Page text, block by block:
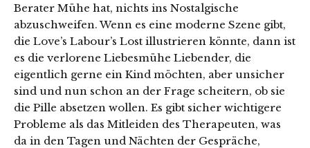
Berater Mühe hat, nichts ins Nostalgische
abzuschweifen. Wenn es eine moderne Szene gibt,
die Love’s Labour’s Lost illustrieren könnte, dann ist
es die verlorene Liebesmühe Liebender, die
eigentlich gerne ein Kind möchten, aber unsicher
sind und nun schon an der Frage scheitern, ob sie
die Pille absetzen wollen. Es gibt sicher wichtigere
Probleme als das Mitleiden des Therapeuten, was
da in den Tagen und Nächten der Gespräche,